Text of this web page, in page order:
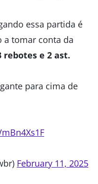
essa partida é
a tomar conta da
rebotes e 2 ast.
para cima de
February 11, 2025